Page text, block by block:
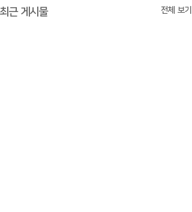
최근 게시물 전체 보기